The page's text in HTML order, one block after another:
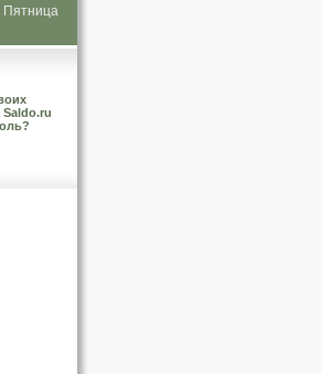
Пятница